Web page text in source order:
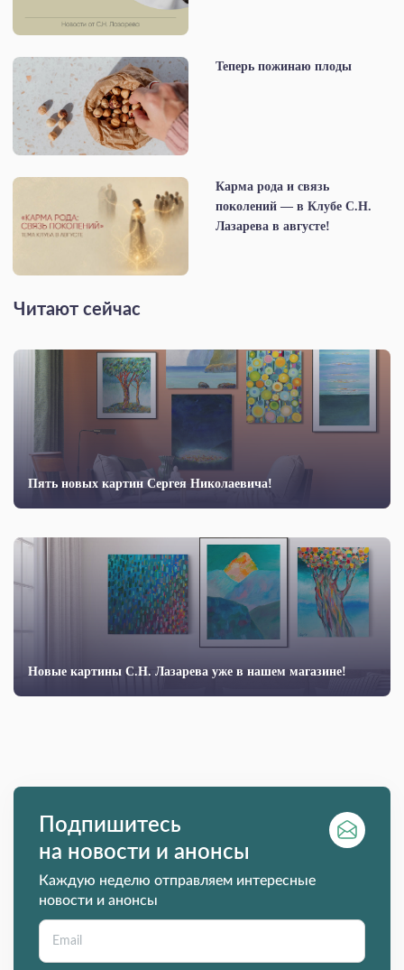
Теперь пожинаю плоды
Карма рода и связь
поколений — в Клубе С.Н.
Лазарева в августе!
Читают сейчас
Пять новых картин Сергея Николаевича!
Новые картины С.Н. Лазарева уже в нашем магазине!
Подпишитесь
на новости и анонсы
Каждую неделю отправляем интересные
новости и анонсы